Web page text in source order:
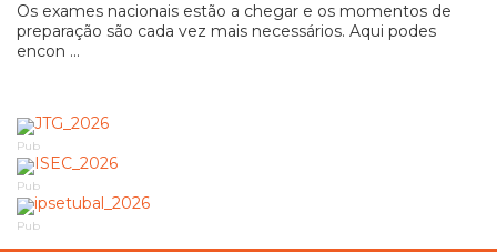
Os exames nacionais estão a chegar e os momentos de
preparação são cada vez mais necessários. Aqui podes
encon ...
Pub
Pub
Pub